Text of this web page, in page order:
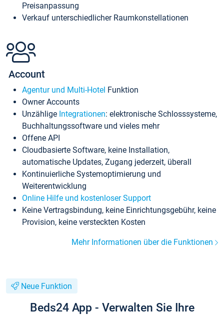
Preisanpassung
Verkauf unterschiedlicher Raumkonstellationen
Account
Agentur und Multi-Hotel Funktion
Owner Accounts
Unzählige Integrationen: elektronische Schlosssysteme,
Buchhaltungssoftware und vieles mehr
Offene API
Cloudbasierte Software, keine Installation,
automatische Updates, Zugang jederzeit, überall
Kontinuierliche Systemoptimierung und
Weiterentwicklung
Online Hilfe und kostenloser Support
Keine Vertragsbindung, keine Einrichtungsgebühr, keine
Provision, keine versteckten Kosten
Mehr Informationen über die Funktionen
Neue Funktion
Beds24 App - Verwalten Sie Ihre